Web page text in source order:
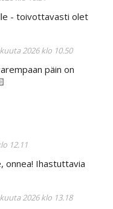
- toivottavasti olet
2026 klo 10.50
päin on
12.11
onnea! Ihastuttavia
2026 klo 13.18